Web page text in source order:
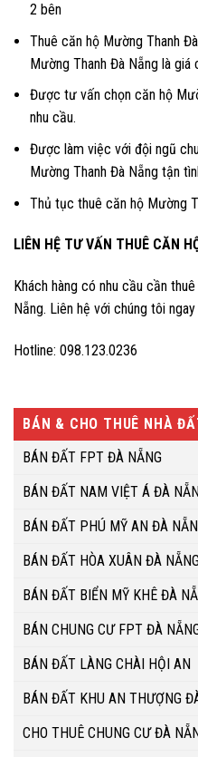
2 bên
Thuê căn hộ Mường Thanh
Mường Thanh Đà Nẵng là giá
Được tư vấn chọn căn hộ
nhu cầu.
Được làm việc với đội ngũ
Mường Thanh Đà Nẵng tận
Thủ tục thuê căn hộ Mường
LIÊN HỆ TƯ VẤN THUÊ CĂN
Khách hàng có nhu cầu cần
Nẵng. Liên hệ với chúng tôi ngay
Hotline: 098.123.0236
BÁN & CHO THUÊ NHÀ
BÁN ĐẤT FPT ĐÀ NẴNG
BÁN ĐẤT NAM VIỆT Á ĐÀ
BÁN ĐẤT PHÚ MỸ AN ĐÀ
BÁN ĐẤT HÒA XUÂN ĐÀ NẴNG
BÁN ĐẤT BIỂN MỸ KHÊ ĐÀ
BÁN CHUNG CƯ FPT ĐÀ
BÁN ĐẤT LÀNG CHÀI HỘI AN
BÁN ĐẤT KHU AN THƯỢNG
CHO THUÊ CHUNG CƯ ĐÀ